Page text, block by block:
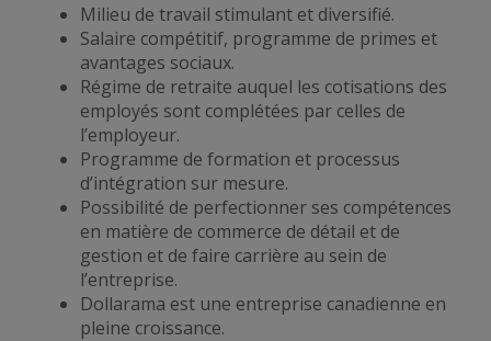
Milieu de travail stimulant et diversifié.
Salaire compétitif, programme de primes et
avantages sociaux.
Régime de retraite auquel les cotisations des
employés sont complétées par celles de
l’employeur.
Programme de formation et processus
d’intégration sur mesure.
Possibilité de perfectionner ses compétences
en matière de commerce de détail et de
gestion et de faire carrière au sein de
l’entreprise.
Dollarama est une entreprise canadienne en
pleine croissance.